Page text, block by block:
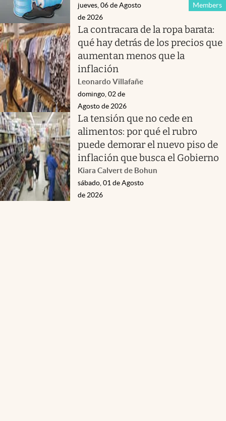
Members
jueves, 06 de Agosto
de 2026
La contracara de la ropa barata:
qué hay detrás de los precios que
aumentan menos que la
inflación
Leonardo Villafañe
domingo, 02 de
Agosto de 2026
La tensión que no cede en
alimentos: por qué el rubro
puede demorar el nuevo piso de
inflación que busca el Gobierno
Kiara Calvert de Bohun
sábado, 01 de Agosto
de 2026